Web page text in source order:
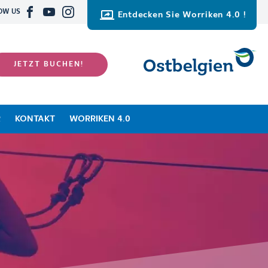
US Entdecken Sie Worriken 4.0 !
JETZT BUCHEN!
KONTAKT WORRIKEN 4.0